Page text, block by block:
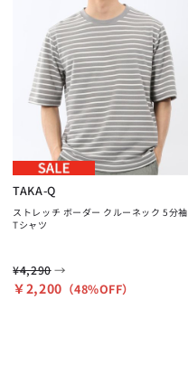
TAKA-Q
ストレッチ ボーダー クルーネック 5分袖
Tシャツ
¥4,290 →
￥2,200 （48%OFF）